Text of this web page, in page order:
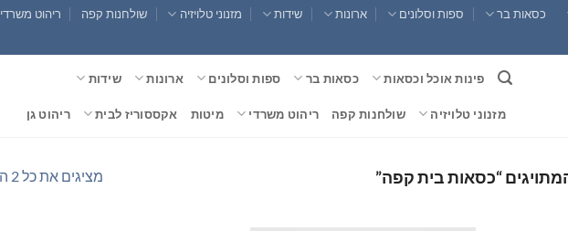
כסאות בר ספות וסלונים ארונות שידות מזנוני טלויזיה שולחנות קפה ריהוט משרדי
פינות אוכל וכסאות כסאות בר ספות וסלונים ארונות שידות
מזנוני טלויזיה שולחנות קפה ריהוט משרדי מיטות אקססוריז לבית ריהוט גן
“כסאות בית קפה” מציגים את כל ⁦2⁩ התוצאות